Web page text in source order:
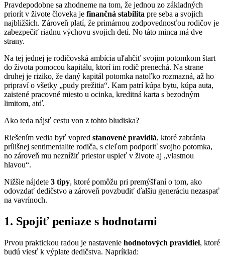
Pravdepodobne sa zhodneme na tom, že jednou zo základných
priorít v živote človeka je finančná stabilita pre seba a svojich
najbližších. Zároveň platí, že primárnou zodpovednosťou rodičov je
zabezpečiť riadnu výchovu svojich detí. No táto minca má dve
strany.
Na tej jednej je rodičovská ambícia uľahčiť svojim potomkom štart
do života pomocou kapitálu, ktorí im rodič prenechá. Na strane
druhej je riziko, že daný kapitál potomka natoľko rozmazná, až ho
pripraví o všetky „pudy prežitia“. Kam patrí kúpa bytu, kúpa auta,
zaistené pracovné miesto u ocinka, kreditná karta s bezodným
limitom, atď.
Ako teda nájsť cestu von z tohto bludiska?
Riešením vedia byť vopred stanovené pravidlá, ktoré zabránia
prílišnej sentimentalite rodiča, s cieľom podporiť svojho potomka,
no zároveň mu neznížiť priestor uspieť v živote aj „vlastnou
hlavou“.
Nižšie nájdete 3 tipy, ktoré pomôžu pri premýšľaní o tom, ako
odovzdať dedičstvo a zároveň povzbudiť ďalšiu generáciu nezaspať
na vavrínoch.
1. Spojiť peniaze s hodnotami
Prvou praktickou radou je nastavenie hodnotových pravidiel, ktoré
budú viesť k výplate dedičstva. Napríklad: